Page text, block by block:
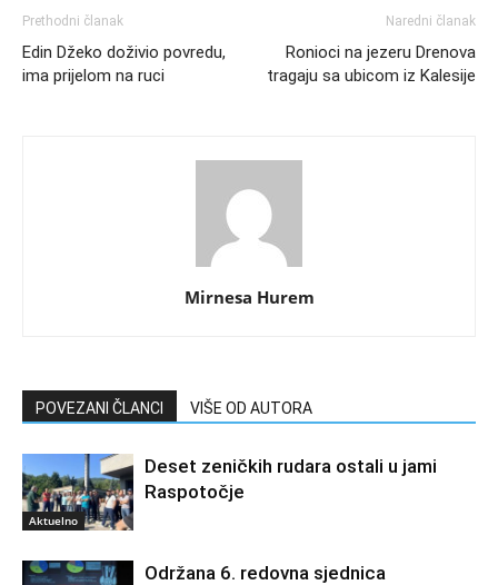
Prethodni članak
Edin Džeko doživio povredu,
ima prijelom na ruci
Naredni članak
Ronioci na jezeru Drenova
tragaju sa ubicom iz Kalesije
Mirnesa Hurem
POVEZANI ČLANCI VIŠE OD AUTORA
Aktuelno
Deset zeničkih rudara ostali u jami
Raspotočje
Održana 6. redovna sjednica